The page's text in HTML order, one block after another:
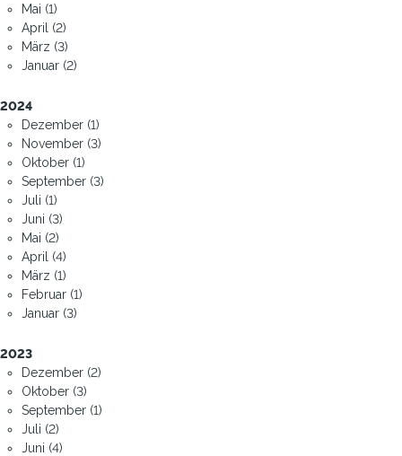
Mai (1)
April (2)
März (3)
Januar (2)
2024
Dezember (1)
November (3)
Oktober (1)
September (3)
Juli (1)
Juni (3)
Mai (2)
April (4)
März (1)
Februar (1)
Januar (3)
2023
Dezember (2)
Oktober (3)
September (1)
Juli (2)
Juni (4)